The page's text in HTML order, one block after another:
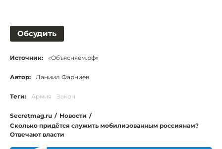
Обсудить
Источник: «Объясняем.рф»
Автор: Даниил Фарниев
Теги: Армия Закон
Secretmag.ru / Новости /
Сколько придётся служить мобилизованным россиянам?
Отвечают власти